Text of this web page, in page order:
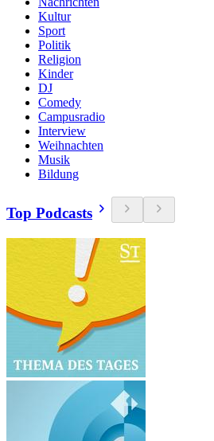
Kultur
Sport
Politik
Religion
Kinder
DJ
Comedy
Campusradio
Interview
Weihnachten
Musik
Bildung
Top Podcasts